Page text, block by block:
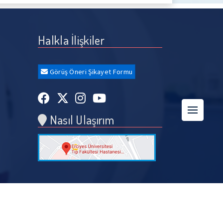
Halkla İlişkiler
Görüş Öneri Şikayet Formu
Nasıl Ulaşırım